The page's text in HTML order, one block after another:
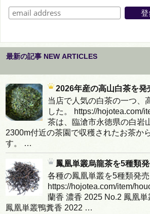
最新の記事 NEW ARTICLES
2026年産の高山白茶を発
当店で人気の白茶の一つ、
した。 https://hojotea.com/
茶は、臨滄市永徳県の白岩
2300m付近の茶園で収穫されたお茶か
す。 …
鳳凰単叢烏龍茶を5種類
各種の鳳凰単叢を5種類発売
https://hojotea.com/item/
蘭香 濃香 2025 No.2 鳳凰
鳳凰単叢鴨糞香 2022 …